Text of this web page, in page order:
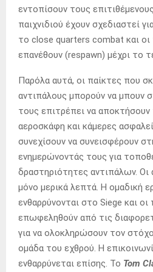
εντοπίσουν τους
παιχνιδιού έχουν σχεδιαστεί
τo close quarters combat και
επανέθουν (respawn) μέχρι το
Παρόλα αυτά, οι παίκτες που
αντιπάλους μπορούν να μπουν
τους επιτρέπει να
αεροσκάφη και κάμερες
συνεχίσουν να συνεισφέρουν
ενημερώνοντάς τους για
δραστηριότητες αντιπάλων. Οι
μόνο μερικά λεπτά. Η ομαδική
ενθαρρύνονται στο Siege και
επωφεληθούν από τις
για να ολοκληρώσουν τον
ομάδα του εχθρού. Η
ενθαρρύνεται επίσης. Το Tom